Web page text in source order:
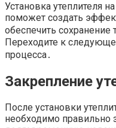
Установка утеплителя
поможет создать
обеспечить
Переходите к
процесса․
Закрепление
После установки
необходимо правильно